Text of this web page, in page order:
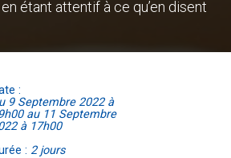
étant attentif à ce qu’en disent
:
9 Septembre 2022 à
au 11 Septembre
à 17h00
: 2 jours